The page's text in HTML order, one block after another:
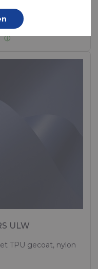
polyurethaan
g/m²
ULW
TPU gecoat, nylon